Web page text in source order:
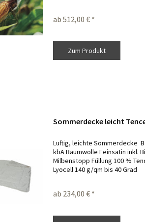
Winterdecke. Füllung : 100 %
ab 512,00 € *
Zum Produkt
Sommerdecke leicht
Luftig, leichte Sommerdecke
kbA Baumwolle Feinsatin inkl.
Milbenstopp Füllung 100 %
Lyocell 140 g/qm bis 40 Grad
ab 234,00 € *